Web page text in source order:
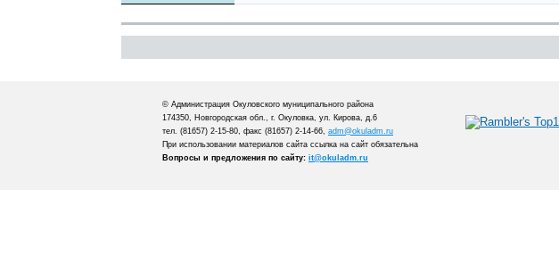
© Администрация Окуловского муниципального района
174350, Новгородская обл., г. Окуловка, ул. Кирова, д.6
тел. (81657) 2-15-80, факс (81657) 2-14-66, adm@okuladm.ru
При использовании материалов сайта ссылка на сайт обязательна
Вопросы и предложения по сайту: it@okuladm.ru